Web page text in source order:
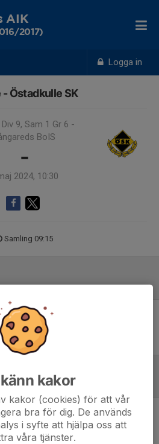
Logga in
AIK
2017)
- Östadkulle SK
9, Sam 1 Gr 6 -
BoIS
-
2024, 10:30
Samling 09:15
uppställning ifylld
referat skrivet
kakor
kakor (cookies) för att vår
bra för dig. De används
i syfte att hjälpa oss att
våra tjänster.